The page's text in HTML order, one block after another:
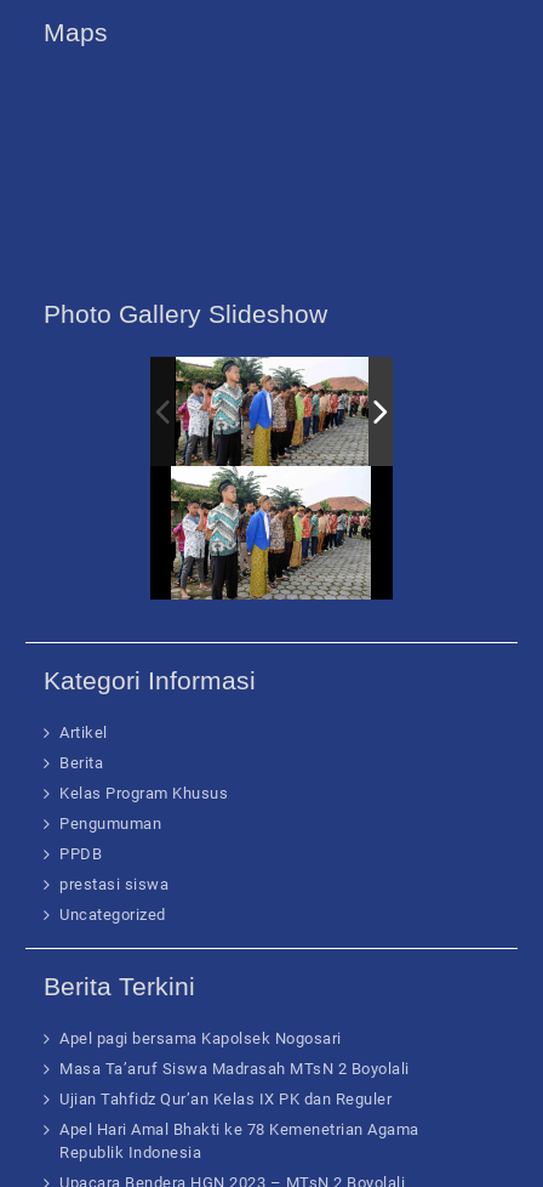
Maps
Photo Gallery Slideshow
Kategori Informasi
Artikel
Berita
Kelas Program Khusus
Pengumuman
PPDB
prestasi siswa
Uncategorized
Berita Terkini
Apel pagi bersama Kapolsek Nogosari
Masa Ta’aruf Siswa Madrasah MTsN 2 Boyolali
Ujian Tahfidz Qur’an Kelas IX PK dan Reguler
Apel Hari Amal Bhakti ke 78 Kemenetrian Agama
Republik Indonesia
Upacara Bendera HGN 2023 – MTsN 2 Boyolali